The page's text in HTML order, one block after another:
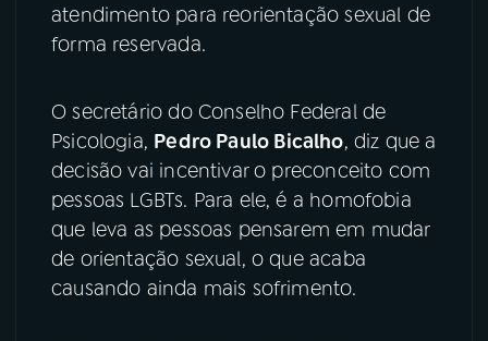
atendimento para reorientação sexual de
forma reservada.
O secretário do Conselho Federal de
Psicologia, Pedro Paulo Bicalho, diz que a
decisão vai incentivar o preconceito com
pessoas LGBTs. Para ele, é a homofobia
que leva as pessoas pensarem em mudar
de orientação sexual, o que acaba
causando ainda mais sofrimento.